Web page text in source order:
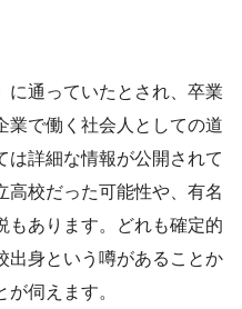
に通っていたとされ、卒業
業で働く社会人としての道
は詳細な情報が公開されて
高校だった可能性や、有名
もあります。どれも確定的
出身という噂があることか
伺えます。